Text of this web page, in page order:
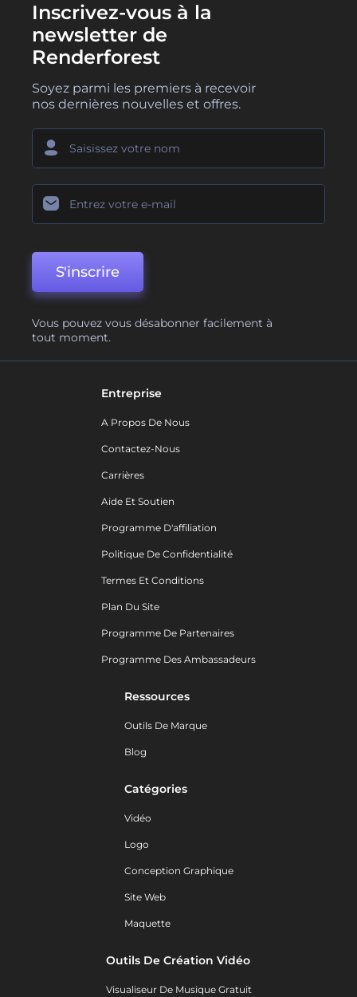
Inscrivez-vous à la
newsletter de
Renderforest
Soyez parmi les premiers à recevoir
nos dernières nouvelles et offres.
S'inscrire
Vous pouvez vous désabonner facilement à
tout moment.
Entreprise
A Propos De Nous
Contactez-Nous
Carrières
Aide Et Soutien
Programme D'affiliation
Politique De Confidentialité
Termes Et Conditions
Plan Du Site
Programme De Partenaires
Programme Des Ambassadeurs
Ressources
Outils De Marque
Blog
Catégories
Vidéo
Logo
Conception Graphique
Site Web
Maquette
Outils De Création Vidéo
Visualiseur De Musique Gratuit